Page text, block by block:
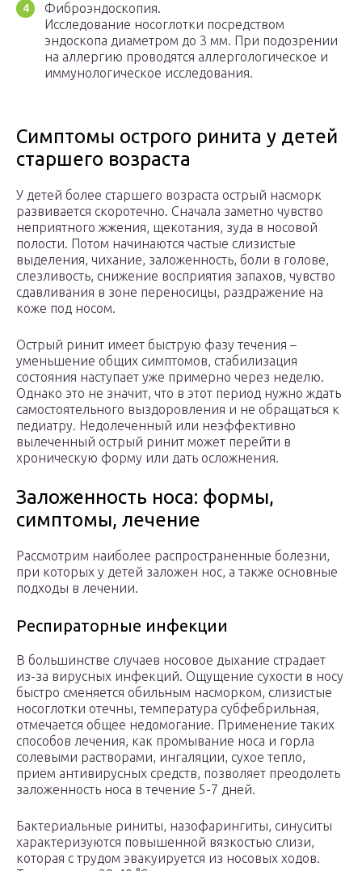
Фиброэндоскопия.
Исследование носоглотки посредством
эндоскопа диаметром до 3 мм. При подозрении
на аллергию проводятся аллергологическое и
иммунологическое исследования.
Симптомы острого ринита у детей
старшего возраста
У детей более старшего возраста острый насморк
развивается скоротечно. Сначала заметно чувство
неприятного жжения, щекотания, зуда в носовой
полости. Потом начинаются частые слизистые
выделения, чихание, заложенность, боли в голове,
слезливость, снижение восприятия запахов, чувство
сдавливания в зоне переносицы, раздражение на
коже под носом.
Острый ринит имеет быструю фазу течения –
уменьшение общих симптомов, стабилизация
состояния наступает уже примерно через неделю.
Однако это не значит, что в этот период нужно ждать
самостоятельного выздоровления и не обращаться к
педиатру. Недолеченный или неэффективно
вылеченный острый ринит может перейти в
хроническую форму или дать осложнения.
Заложенность носа: формы,
симптомы, лечение
Рассмотрим наиболее распространенные болезни,
при которых у детей заложен нос, а также основные
подходы в лечении.
Респираторные инфекции
В большинстве случаев носовое дыхание страдает
из-за вирусных инфекций. Ощущение сухости в носу
быстро сменяется обильным насморком, слизистые
носоглотки отечны, температура субфебрильная,
отмечается общее недомогание. Применение таких
способов лечения, как промывание носа и горла
солевыми растворами, ингаляции, сухое тепло,
прием антивирусных средств, позволяет преодолеть
заложенность носа в течение 5-7 дней.
Бактериальные риниты, назофарингиты, синуситы
характеризуются повышенной вязкостью слизи,
которая с трудом эвакуируется из носовых ходов.